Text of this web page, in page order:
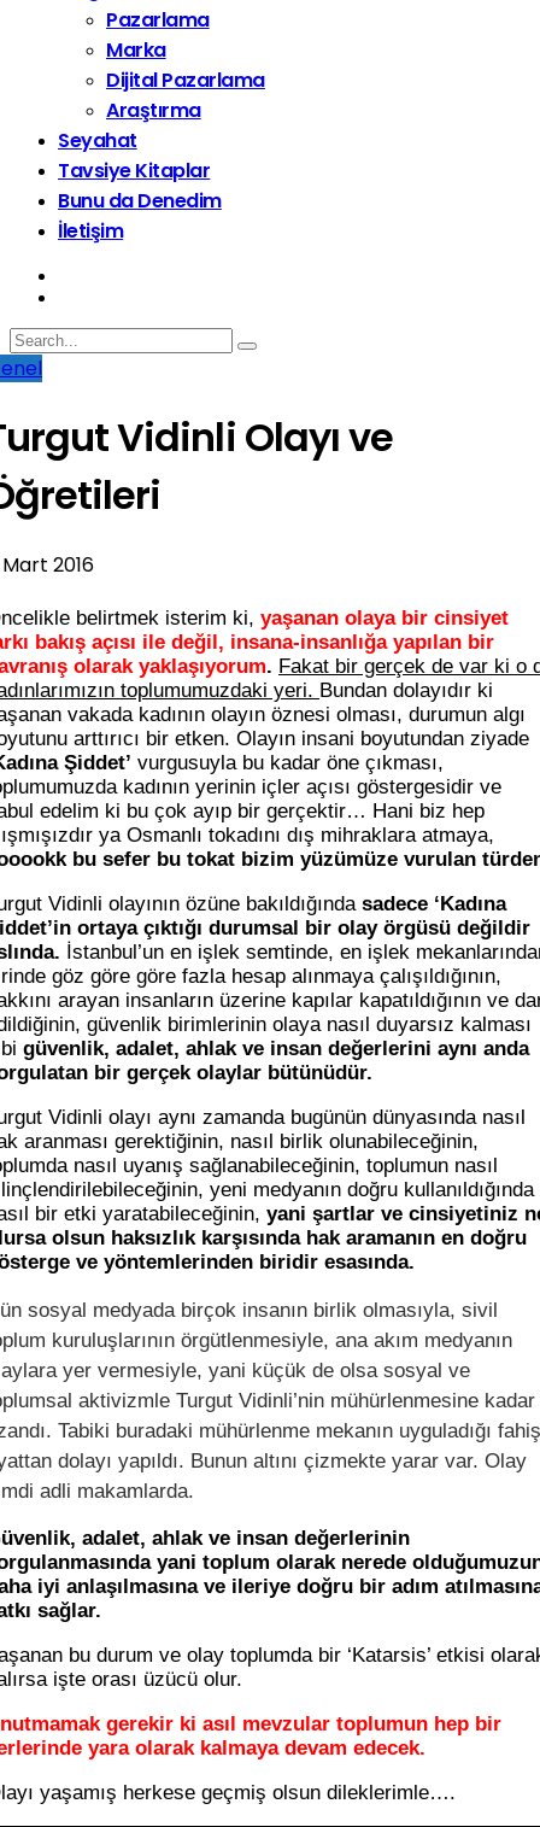
Pazarlama
Marka
Dijital Pazarlama
Araştırma
Seyahat
Tavsiye Kitaplar
Bunu da Denedim
İletişim
Vidinli Olayı ve
2016
belirtmek isterim ki, yaşanan olaya bir cinsiyet
bakış açısı ile değil, insana-insanlığa yapılan bir
olarak yaklaşıyorum. Fakat bir gerçek de var ki o
toplumumuzdaki yeri. Bundan dolayıdır ki
vakada kadının olayın öznesi olması, durumun algı
arttırıcı bir etken. Olayın insani boyutundan ziyade
Şiddet’ vurgusuyla bu kadar öne çıkması,
kadının yerinin içler açısı göstergesidir ve
edelim ki bu çok ayıp bir gerçektir… Hani biz hep
ya Osmanlı tokadını dış mihraklara atmaya,
bu sefer bu tokat bizim yüzümüze vurulan
Vidinli olayının özüne bakıldığında sadece ‘Kadına
ortaya çıktığı durumsal bir olay örgüsü değildir
İstanbul’un en işlek semtinde, en işlek
göz göre göre fazla hesap alınmaya çalışıldığının,
arayan insanların üzerine kapılar kapatıldığının ve
güvenlik birimlerinin olaya nasıl duyarsız kalması
güvenlik, adalet, ahlak ve insan değerlerini aynı anda
bir gerçek olaylar bütünüdür.
Vidinli olayı aynı zamanda bugünün dünyasında nasıl
aranması gerektiğinin, nasıl birlik olunabileceğinin,
nasıl uyanış sağlanabileceğinin, toplumun nasıl
yeni medyanın doğru kullanıldığında
bir etki yaratabileceğinin, yani şartlar ve cinsiyetiniz
olsun haksızlık karşısında hak aramanın en doğru
ve yöntemlerinden biridir esasında.
sosyal medyada birçok insanın birlik olmasıyla, sivil
kuruluşlarının örgütlenmesiyle, ana akım medyanın
yer vermesiyle, yani küçük de olsa sosyal ve
aktivizmle Turgut Vidinli’nin mühürlenmesine kadar
Tabiki buradaki mühürlenme mekanın uyguladığı fahiş
dolayı yapıldı. Bunun altını çizmekte yarar var. Olay
adli makamlarda.
adalet, ahlak ve insan değerlerinin
yani toplum olarak nerede
iyi anlaşılmasına ve ileriye doğru bir adım
sağlar.
bu durum ve olay toplumda bir ‘Katarsis’ etkisi
işte orası üzücü olur.
gerekir ki asıl mevzular toplumun hep bir
yara olarak kalmaya devam edecek.
yaşamış herkese geçmiş olsun dileklerimle….